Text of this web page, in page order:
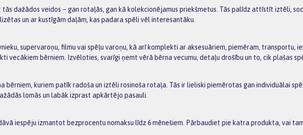
tās dažādos veidos – gan rotaļās, gan kā kolekcionējamus priekšmetus. Tās palīdz attīstīt iztēli,
un ar kustīgām daļām, kas padara spēli vēl interesantāku.
supervaroņu, filmu vai spēļu varoņu, kā arī komplekti ar aksesuāriem, piemēram, transportu,
vecākiem bērniem. Izvēloties, svarīgi ņemt vērā bērna vecumu, detaļu drošību un to, cik plašas
bērniem, kuriem patīk radoša un iztēli rosinoša rotaļa. Tās ir lieliski piemērotas gan individuālai
lomās un labāk izprast apkārtējo pasauli.
iespēju izmantot bezprocentu nomaksu līdz 6 mēnešiem. Pārbaudiet pie katra produkta, vai